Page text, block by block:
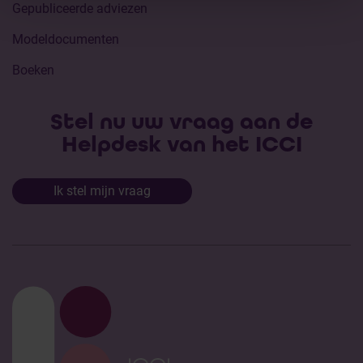
Gepubliceerde adviezen
Modeldocumenten
Boeken
Stel nu uw vraag aan de
Helpdesk van het ICCI
Ik stel mijn vraag